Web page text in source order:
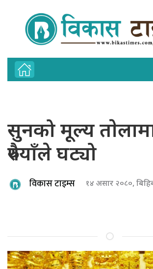
सुनको मूल्य
रुपैयाँले घट्यो
विकास टाइम्स १४ असार २०८०,